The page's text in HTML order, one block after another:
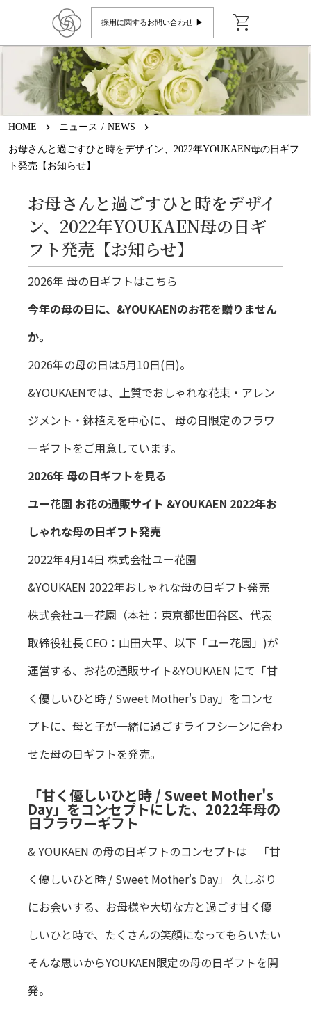
採用に関するお問い合わせ ▶︎ shopping_cart
HOME keyboard_arrow_right ニュース / NEWS keyboard_arrow_right
お母さんと過ごすひと時をデザイン、2022年YOUKAEN母の日ギフ
ト発売【お知らせ】
お母さんと過ごすひと時をデザイ
ン、2022年YOUKAEN母の日ギ
フト発売【お知らせ】
2026年 母の日ギフトはこちら
今年の母の日に、&YOUKAENのお花を贈りません
か。
2026年の母の日は5月10日(日)。
&YOUKAENでは、上質でおしゃれな花束・アレン
ジメント・鉢植えを中心に、 母の日限定のフラワ
ーギフトをご用意しています。
2026年 母の日ギフトを見る
ユー花園 お花の通販サイト &YOUKAEN 2022年お
しゃれな母の日ギフト発売
2022年4月14日 株式会社ユー花園
&YOUKAEN 2022年おしゃれな母の日ギフト発売
株式会社ユー花園（本社：東京都世田谷区、代表
取締役社長 CEO：山田大平、以下「ユー花園」)が
運営する、お花の通販サイト&YOUKAEN にて「甘
く優しいひと時 / Sweet Mother's Day」をコンセ
プトに、母と子が一緒に過ごすライフシーンに合わ
せた母の日ギフトを発売。
「甘く優しいひと時 / Sweet Mother's
Day」をコンセプトにした、2022年母の
日フラワーギフト
& YOUKAEN の母の日ギフトのコンセプトは 「甘
く優しいひと時 / Sweet Mother's Day」 久しぶり
にお会いする、お母様や大切な方と過ごす甘く優
しいひと時で、たくさんの笑顔になってもらいたい
そんな思いからYOUKAEN限定の母の日ギフトを開
発。